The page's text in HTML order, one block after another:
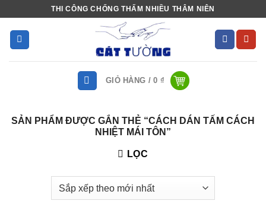
dung
THI CÔNG CHỐNG THẤM NHIỀU THÂM NIÊN
GIỎ HÀNG /0 ₫
SẢN PHẨM ĐƯỢC GẮN THẺ “CÁCH DÁN TẤM CÁCH
NHIỆT MÁI TÔN”
LỌC